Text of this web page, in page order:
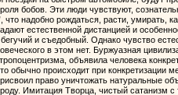
бобов. Эти люди чувствуют,
надобно рождаться, расти, умирать,
естественной дистанцией и
и съедобный. Однако чувство
в этом нет. Буржуазная
объявила человека
обычно происходит при конкретизации
право уничтожать натуральные
Имитация Творца, чистый сатанизм с